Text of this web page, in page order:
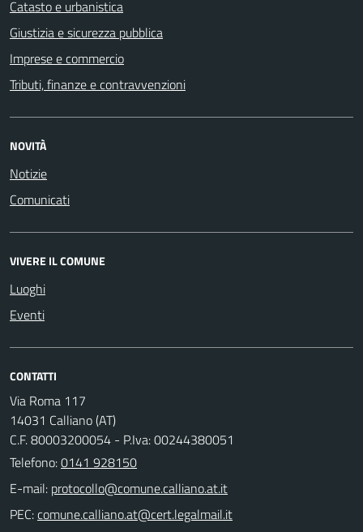
Catasto e urbanistica
Giustizia e sicurezza pubblica
Imprese e commercio
Tributi, finanze e contravvenzioni
NOVITÀ
Notizie
Comunicati
VIVERE IL COMUNE
Luoghi
Eventi
CONTATTI
Via Roma 117
14031 Calliano (AT)
C.F. 80003200054 - P.Iva: 00244380051
Telefono:0141 928150
E-mail:
PEC: